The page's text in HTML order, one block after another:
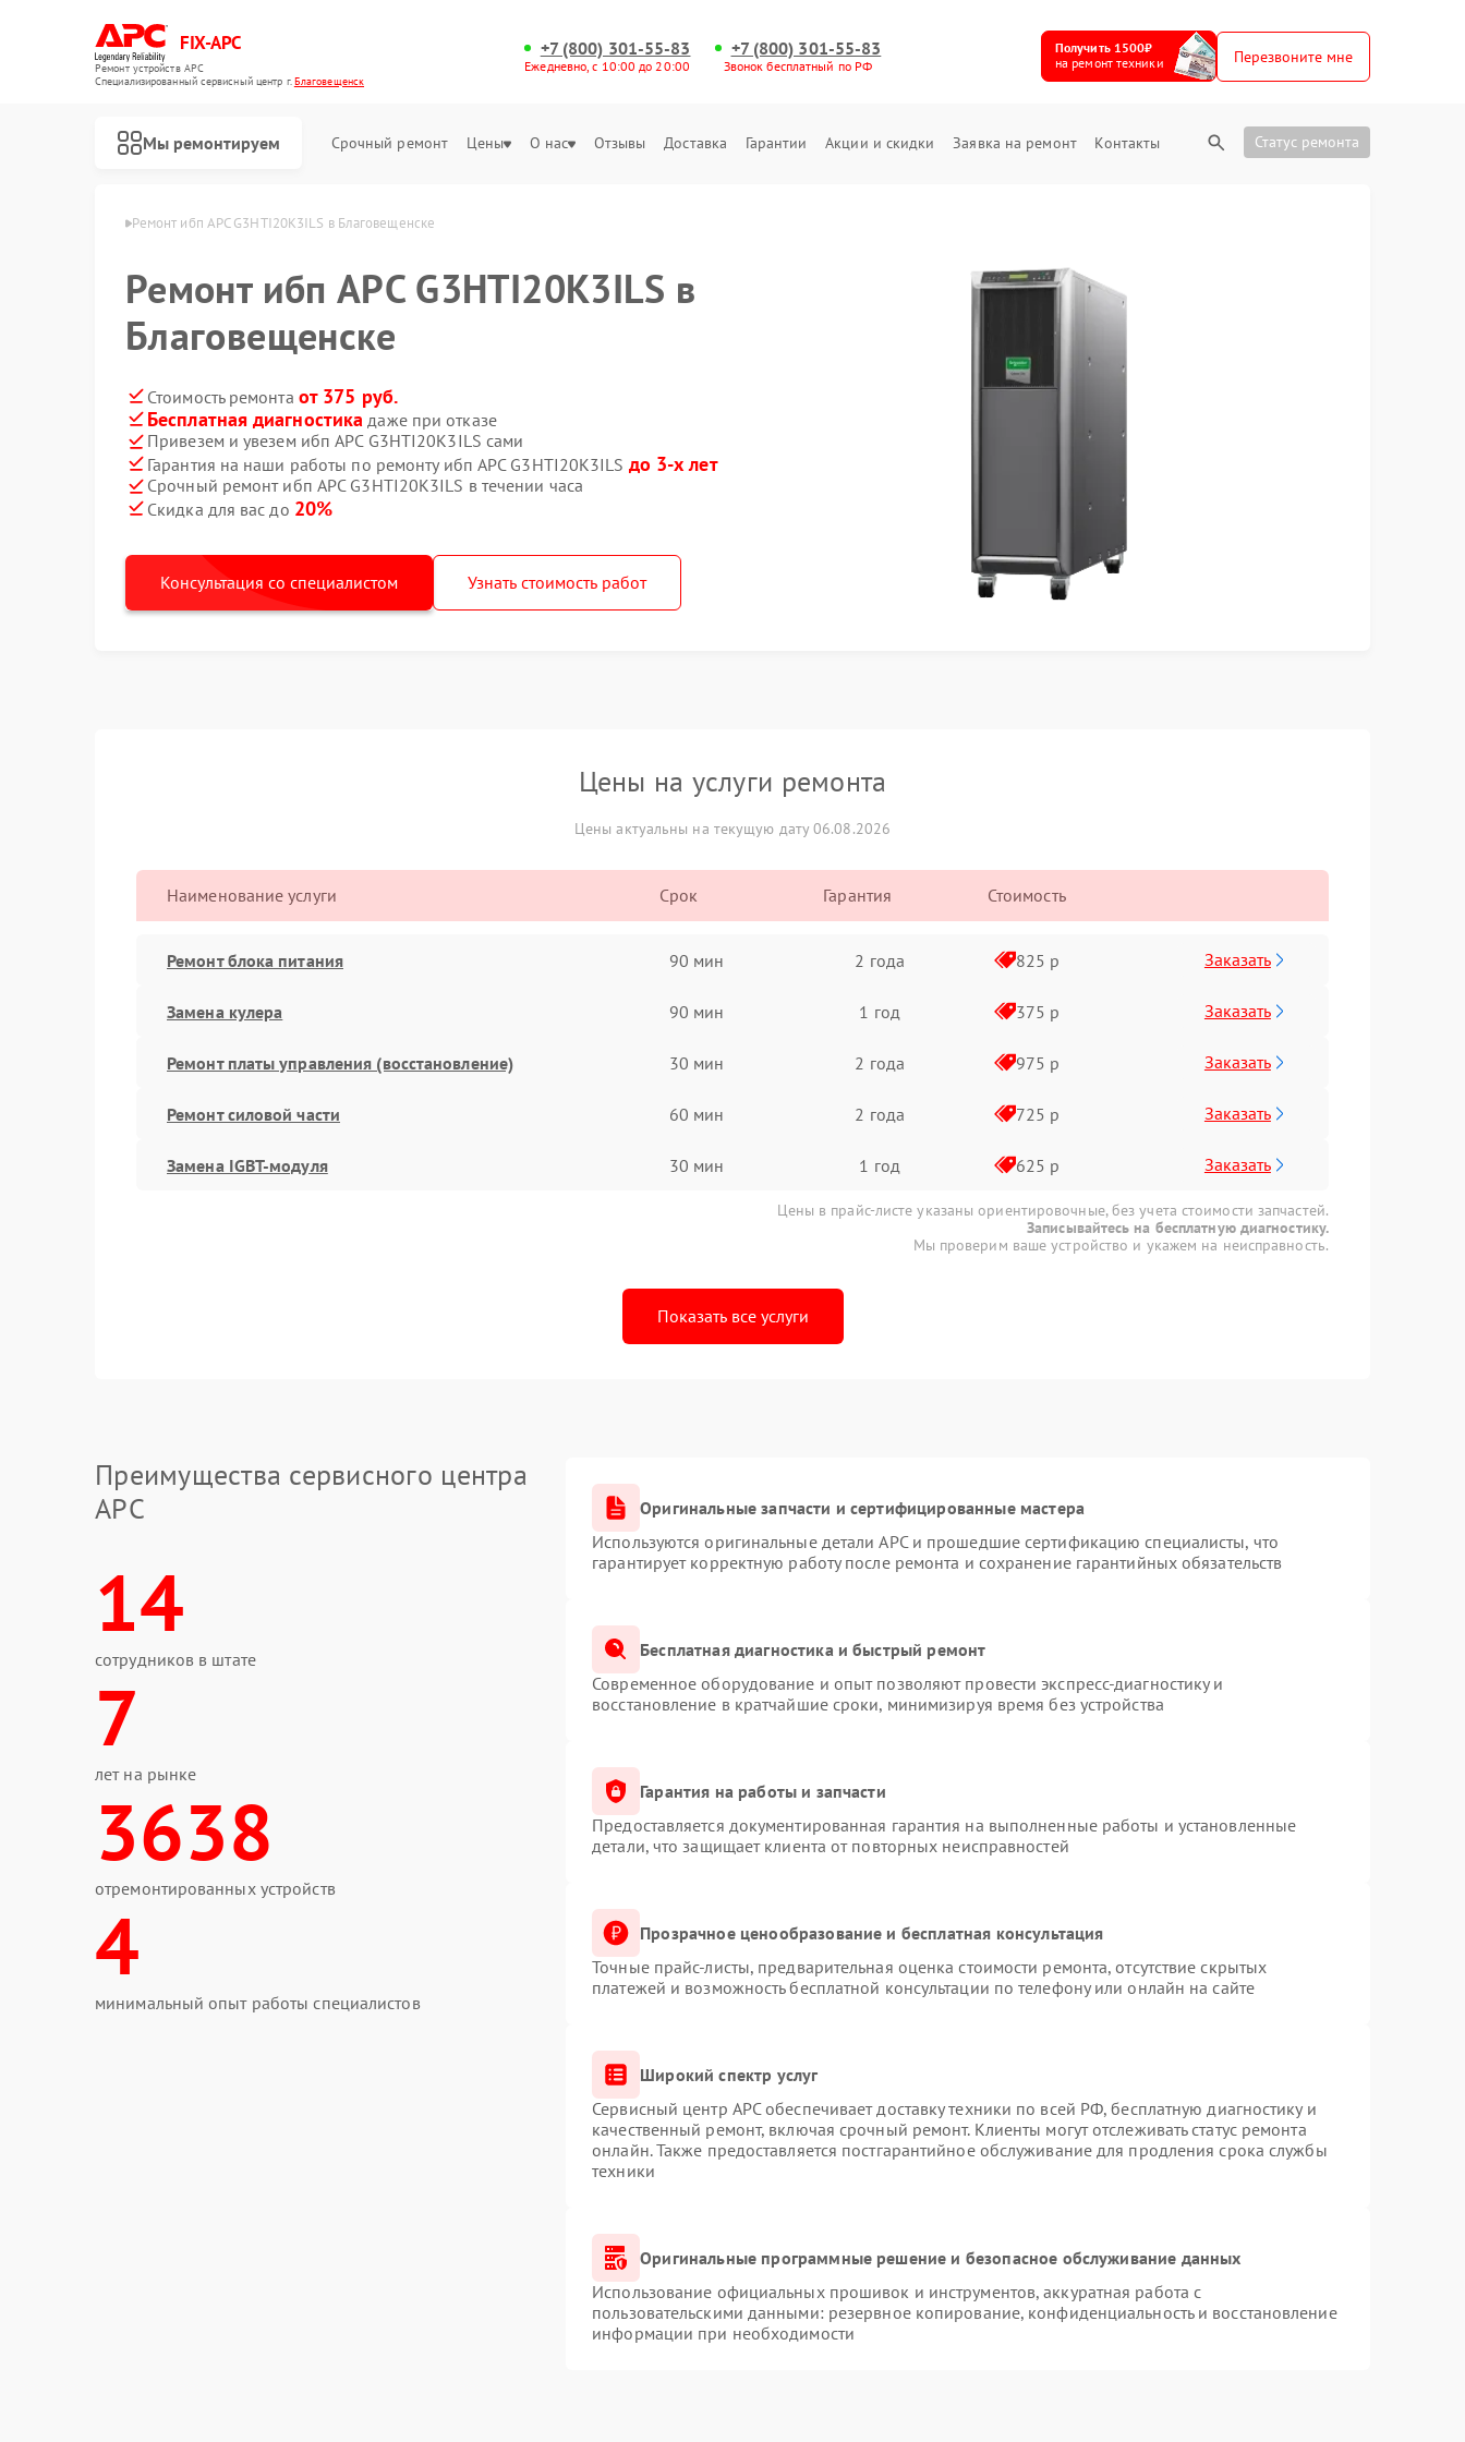
FIX-APC
Ремонт устройств APC
Специализированный cервисный центр г.Благовещенск
+7 (800) 301-55-83
Ежедневно, с 10:00 до 20:00
+7 (800) 301-55-83
Звонок бесплатный по РФ
Получить 1500₽
на ремонт техники
Перезвоните мне
Мы ремонтируем Срочный ремонт Цены О нас Отзывы Доставка Гарантии Акции и скидки Заявка на ремонт Контакты Статус ремонта
Ремонт ибп APC G3HTI20K3ILS в Благовещенске
Ремонт ибп APC G3HTI20K3ILS в
Благовещенске
Стоимость ремонта от 375 руб.
Бесплатная диагностика даже при отказе
Привезем и увезем ибп APC G3HTI20K3ILS сами
Гарантия на наши работы по ремонту ибп APC G3HTI20K3ILS до 3-х лет
Срочный ремонт ибп APC G3HTI20K3ILS в течении часа
Скидка для вас до 20%
Консультация со специалистом Узнать стоимость работ
Цены на услуги ремонта
Цены актуальны на текущую дату 06.08.2026
Наименование услуги Срок Гарантия Стоимость
Ремонт блока питания 90 мин 2 года 825 р Заказать
Замена кулера 90 мин 1 год 375 р Заказать
Ремонт платы управления (восстановление) 30 мин 2 года 975 р Заказать
Ремонт силовой части 60 мин 2 года 725 р Заказать
Замена IGBT-модуля 30 мин 1 год 625 р Заказать
Цены в прайс-листе указаны ориентировочные, без учета стоимости запчастей.
Записывайтесь на бесплатную диагностику.
Мы проверим ваше устройство и укажем на неисправность.
Показать все услуги
Преимущества сервисного центра
APC
14
сотрудников в штате
7
лет на рынке
3638
отремонтированных устройств
4
минимальный опыт работы специалистов
Оригинальные запчасти и сертифицированные мастера
Используются оригинальные детали APC и прошедшие сертификацию специалисты, что
гарантирует корректную работу после ремонта и сохранение гарантийных обязательств
Бесплатная диагностика и быстрый ремонт
Современное оборудование и опыт позволяют провести экспресс-диагностику и
восстановление в кратчайшие сроки, минимизируя время без устройства
Гарантия на работы и запчасти
Предоставляется документированная гарантия на выполненные работы и установленные
детали, что защищает клиента от повторных неисправностей
Прозрачное ценообразование и бесплатная консультация
Точные прайс-листы, предварительная оценка стоимости ремонта, отсутствие скрытых
платежей и возможность бесплатной консультации по телефону или онлайн на сайте
Широкий спектр услуг
Сервисный центр APC обеспечивает доставку техники по всей РФ, бесплатную диагностику и
качественный ремонт, включая срочный ремонт. Клиенты могут отслеживать статус ремонта
онлайн. Также предоставляется постгарантийное обслуживание для продления срока службы
техники
Оригинальные программные решение и безопасное обслуживание данных
Использование официальных прошивок и инструментов, аккуратная работа с
пользовательскими данными: резервное копирование, конфиденциальность и восстановление
информации при необходимости